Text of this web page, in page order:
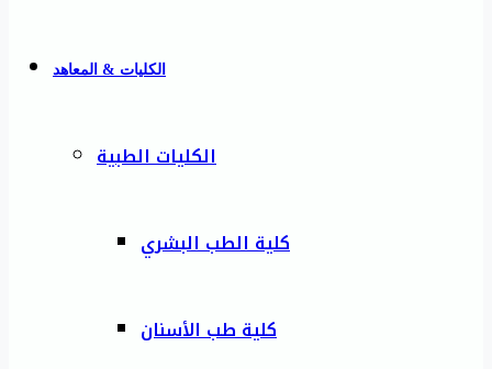
الكليات & المعاهد
الكليات الطبية
كلية الطب البشري
كلية طب الأسنان